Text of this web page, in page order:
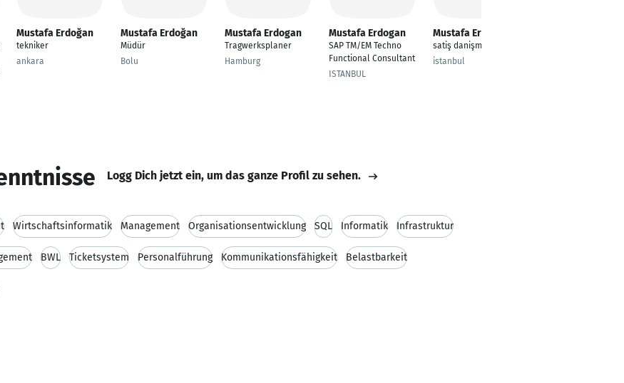
Mustafa Erdoğan
tekniker
ankara
Mustafa Erdoğan
Müdür
Bolu
Mustafa Erdogan
Tragwerksplaner
Hamburg
Mustafa Erdogan
SAP TM/EM Techno
Functional Consultant
ISTANBUL
Mustafa Erdogan
satiş danişmani
istanbul
Logg Dich jetzt ein, um das ganze Profil zu sehen.
Wirtschaftsinformatik Management Organisationsentwicklung SQL Informatik Infrastruktur
BWL Ticketsystem Personalführung Kommunikationsfähigkeit Belastbarkeit